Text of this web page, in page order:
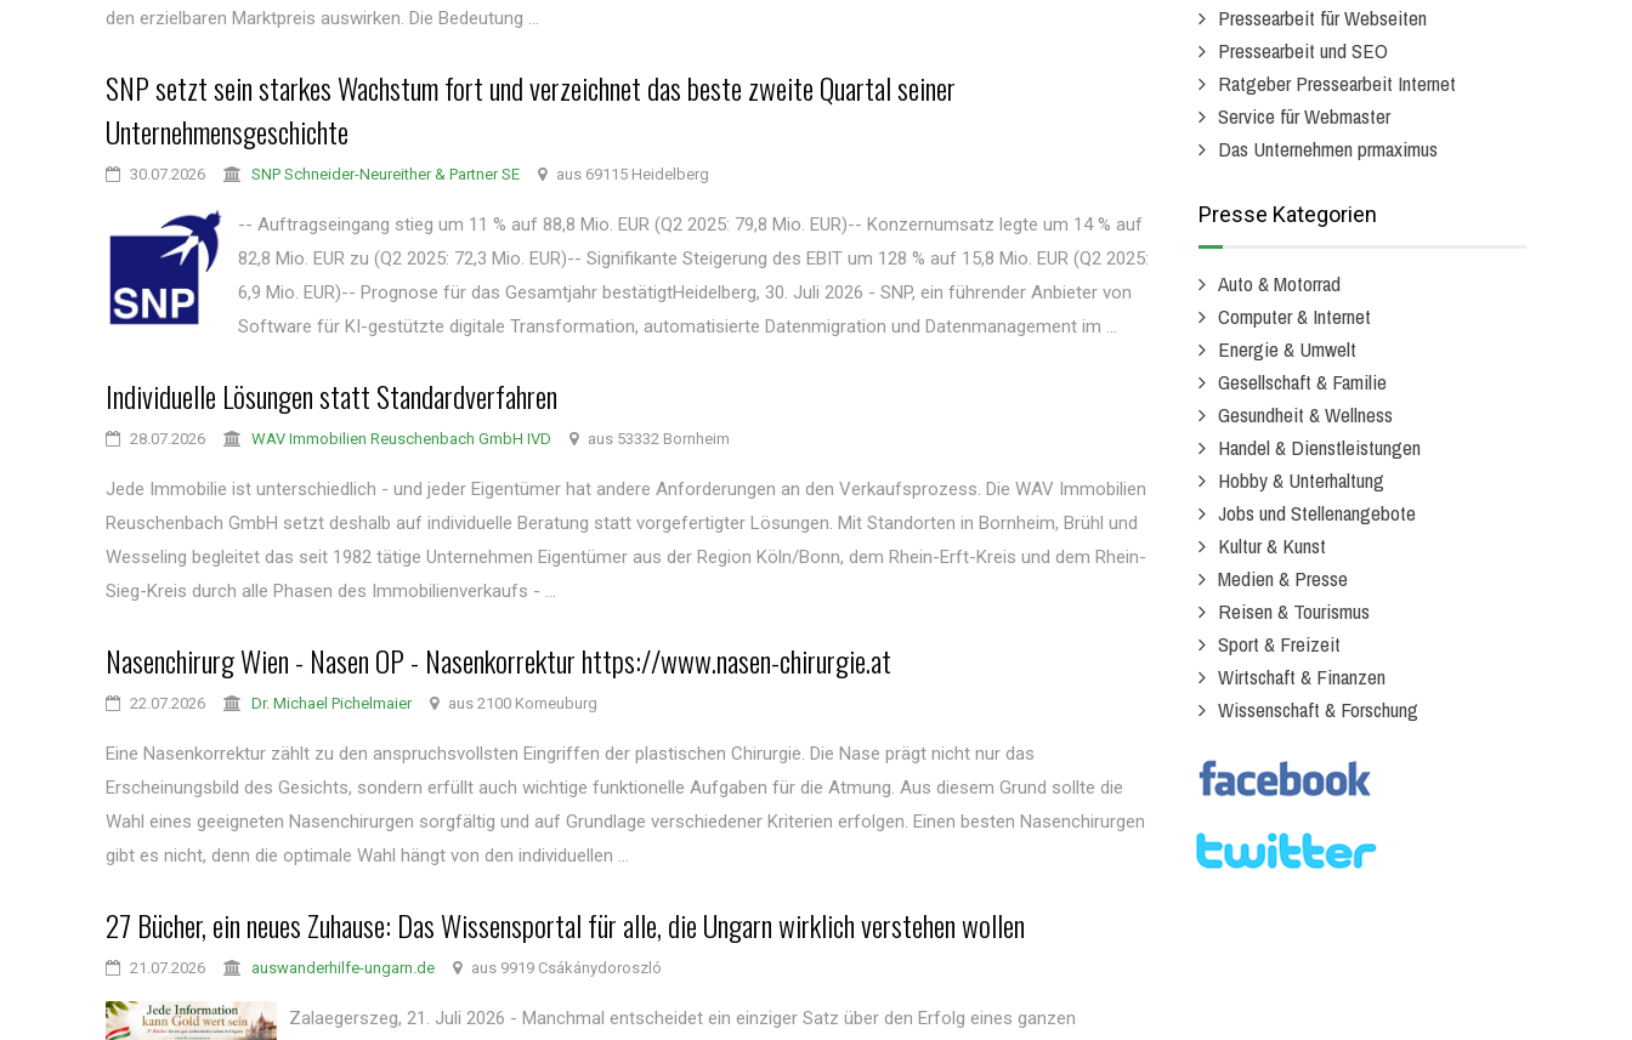
den erzielbaren Marktpreis auswirken. Die Bedeutung ...
SNP setzt sein starkes Wachstum fort und verzeichnet das beste zweite Quartal seiner
Unternehmensgeschichte
30.07.2026 SNP Schneider-Neureither & Partner SE aus 69115 Heidelberg
-- Auftragseingang stieg um 11 % auf 88,8 Mio. EUR (Q2 2025: 79,8 Mio. EUR)-- Konzernumsatz legte um 14 % auf
82,8 Mio. EUR zu (Q2 2025: 72,3 Mio. EUR)-- Signifikante Steigerung des EBIT um 128 % auf 15,8 Mio. EUR (Q2 2025:
6,9 Mio. EUR)-- Prognose für das Gesamtjahr bestätigtHeidelberg, 30. Juli 2026 - SNP, ein führender Anbieter von
Software für KI-gestützte digitale Transformation, automatisierte Datenmigration und Datenmanagement im ...
Individuelle Lösungen statt Standardverfahren
28.07.2026 WAV Immobilien Reuschenbach GmbH IVD aus 53332 Bornheim
Jede Immobilie ist unterschiedlich - und jeder Eigentümer hat andere Anforderungen an den Verkaufsprozess. Die WAV Immobilien
Reuschenbach GmbH setzt deshalb auf individuelle Beratung statt vorgefertigter Lösungen. Mit Standorten in Bornheim, Brühl und
Wesseling begleitet das seit 1982 tätige Unternehmen Eigentümer aus der Region Köln/Bonn, dem Rhein-Erft-Kreis und dem Rhein-
Sieg-Kreis durch alle Phasen des Immobilienverkaufs - ...
Nasenchirurg Wien - Nasen OP - Nasenkorrektur https://www.nasen-chirurgie.at
22.07.2026 Dr. Michael Pichelmaier aus 2100 Korneuburg
Eine Nasenkorrektur zählt zu den anspruchsvollsten Eingriffen der plastischen Chirurgie. Die Nase prägt nicht nur das
Erscheinungsbild des Gesichts, sondern erfüllt auch wichtige funktionelle Aufgaben für die Atmung. Aus diesem Grund sollte die
Wahl eines geeigneten Nasenchirurgen sorgfältig und auf Grundlage verschiedener Kriterien erfolgen. Einen besten Nasenchirurgen
gibt es nicht, denn die optimale Wahl hängt von den individuellen ...
27 Bücher, ein neues Zuhause: Das Wissensportal für alle, die Ungarn wirklich verstehen wollen
21.07.2026 auswanderhilfe-ungarn.de aus 9919 Csákánydoroszló
Zalaegerszeg, 21. Juli 2026 - Manchmal entscheidet ein einziger Satz über den Erfolg eines ganzen
Pressearbeit für Webseiten
Pressearbeit und SEO
Ratgeber Pressearbeit Internet
Service für Webmaster
Das Unternehmen prmaximus
Presse Kategorien
Auto & Motorrad
Computer & Internet
Energie & Umwelt
Gesellschaft & Familie
Gesundheit & Wellness
Handel & Dienstleistungen
Hobby & Unterhaltung
Jobs und Stellenangebote
Kultur & Kunst
Medien & Presse
Reisen & Tourismus
Sport & Freizeit
Wirtschaft & Finanzen
Wissenschaft & Forschung